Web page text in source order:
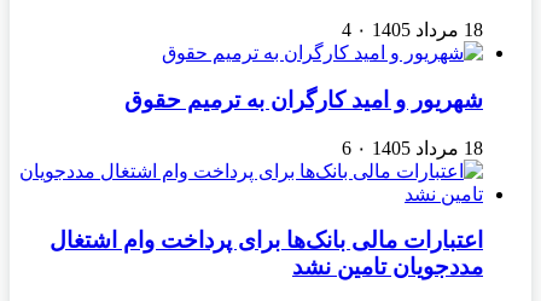
18 مرداد 1405 ۰ 4
شهریور و امید کارگران به ترمیم حقوق
18 مرداد 1405 ۰ 6
اعتبارات مالی بانک‌ها برای پرداخت وام اشتغال
مددجویان تامین نشد